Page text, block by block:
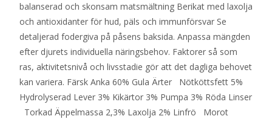
balanserad och skonsam matsmältning Berikat med laxolja
och antioxidanter för hud, päls och immunförsvar Se
detaljerad fodergiva på påsens baksida. Anpassa mängden
efter djurets individuella näringsbehov. Faktorer så som
ras, aktivitetsnivå och livsstadie gör att det dagliga behovet
kan variera. Färsk Anka 60% Gula Ärter Nötköttsfett 5%
Hydrolyserad Lever 3% Kikärtor 3% Pumpa 3% Röda Linser
Torkad Äppelmassa 2,3% Laxolja 2% Linfrö Morot